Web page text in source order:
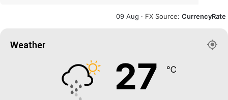
09 Aug · FX Source: CurrencyRate
Weather
27 ℃